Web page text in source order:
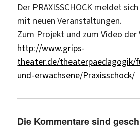
Der PRAXISSCHOCK meldet
mit neuen Veranstaltungen.
Zum Projekt und zum Video
http://www.grips-
theater.de/theaterpaedagogik/
und-erwachsene/Praxisschock/
Die Kommentare sind